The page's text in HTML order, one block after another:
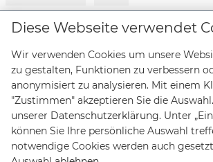
Lieferanten
Vertrag widerrufen
Diese Webseite verwendet
Wir verwenden Cookies um unsere
zu gestalten, Funktionen zu verbessern
anonymisiert zu analysieren. Mit einem
"Zustimmen" akzeptieren Sie die
unserer Datenschutzerklärung. Unter
können Sie Ihre persönliche Auswahl
notwendige Cookies werden auch